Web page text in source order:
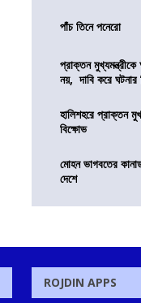
পাঁচ তিনে পনেরো
প্রাক্তন
নয়, দাবি করে ঘটনার
হালিশহরে প্রাক্তন
বিক্ষোভ
মোহন ভাগবতের
দেশে
ROJDIN APPS